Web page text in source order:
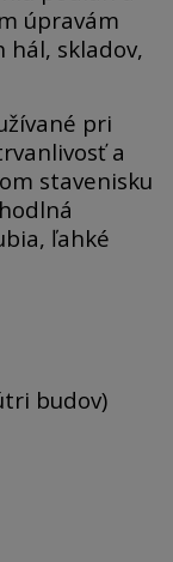
úpravám
hál, skladov,
pri
a
stavenisku
ľahké
budov)